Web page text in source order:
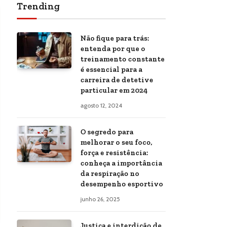
Trending
Não fique para trás:
entenda por que o
treinamento constante
é essencial para a
carreira de detetive
particular em 2024
agosto 12, 2024
O segredo para
melhorar o seu foco,
força e resistência:
conheça a importância
da respiração no
desempenho esportivo
junho 26, 2025